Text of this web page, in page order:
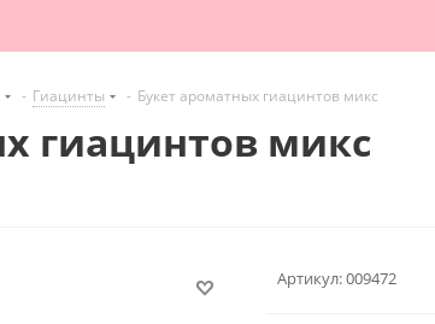
- Гиацинты - Букет ароматных гиацинтов микс
гиацинтов микс
Артикул:009472